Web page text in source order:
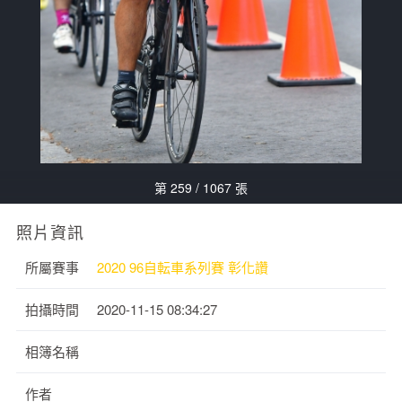
第 259 / 1067 張
照片資訊
所屬賽事 2020 96自転車系列賽 彰化讚
拍攝時間 2020-11-15 08:34:27
相簿名稱
作者